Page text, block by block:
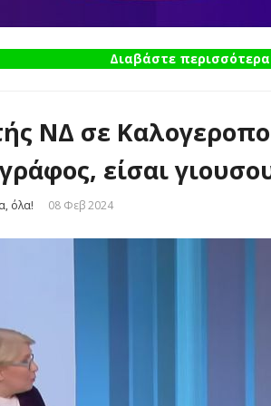
Διαβάστε
ΝΔ σε
είσαι
όλα! 08 Φεβ 2024